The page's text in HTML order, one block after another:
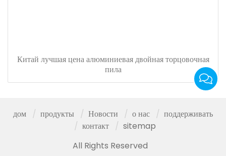
Китай лучшая цена алюминиевая двойная торцовочная
пила
дом продукты Новости о нас
поддерживать
контакт
sitemap
All Rights Reserved